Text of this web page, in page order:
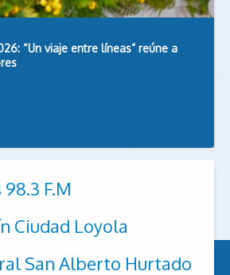
“Un viaje entre líneas” reúne a
F.M
Ciudad Loyola
San Alberto Hurtado